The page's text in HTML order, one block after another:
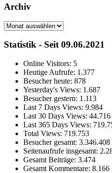
Archiv
Archiv
Statistik - Seit 09.06.2021
Online Visitors: 5
Heutige Aufrufe: 1.377
Besucher heute: 878
Yesterday's Views: 1.687
Besucher gestern: 1.113
Last 7 Days Views: 9.984
Last 30 Days Views: 44.716
Last 365 Days Views:
Total Views: 719.753
Besucher gesamt: 3.346.408
Seitenaufrufe insgesamt:
Gesamt Beiträge: 3.474
Gesamt Kommentare: 8.166